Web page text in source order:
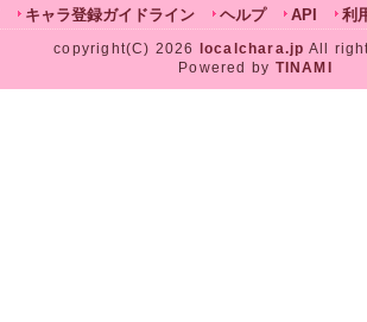
キャラ登録ガイドライン ヘルプ API 利
copyright(C) 2026 localchara.jp All
Powered by TINAMI